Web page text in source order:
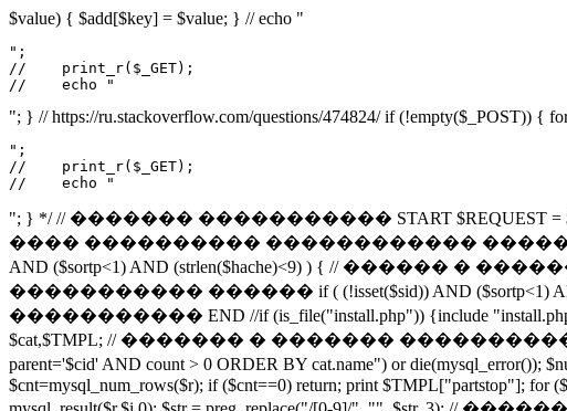
$value) { $add[$key] = $value; } // echo "
";
//    print_r($_GET);
//    echo "
"; } // https://ru.stackoverflow.com/questions/474824/ if (!empty($_POST)) {
";
//    print_r($_GET);
//    echo "
"; } */ // ������� ����������� START $REQUEST =
���� ���������� ������������ ������� if
AND ($sortp<1) AND (strlen($hache)<9) ) { // ������ �
����������� ������ if ( (!isset($sid)) AND ($sortp<1)
����������� END //if (is_file("install.php")) {include
$cat,$TMPL; // ������� � ������� �����������
parent='$cid' AND count > 0 ORDER BY cat.name") or
$cnt=mysql_num_rows($r); if ($cnt==0) return; print $TMPL["partstop"];